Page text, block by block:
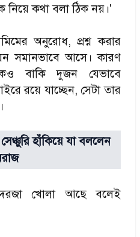
কথা বলা ঠিক নয়।'
অনুরোধ, প্রশ্ন করার
সমানভাবে আসে। কারণ
বাকি দুজন যেভাবে
রয়ে যাচ্ছেন, সেটা তার
হাঁকিয়ে যা বললেন
দরজা খোলা আছে বলেই